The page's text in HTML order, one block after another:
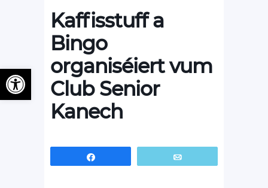
Kaffisstuff a
Bingo
organiséiert vum
Club Senior
Kanech
Ouvrir la barre d’outils